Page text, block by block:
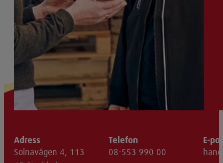
Adress
Solnavägen 4, 113
Telefon
08-553 990 00
E-